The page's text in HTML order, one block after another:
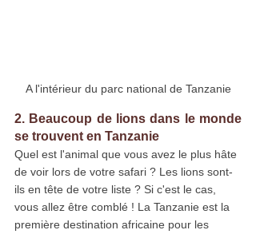
A l'intérieur du parc national de Tanzanie
2. Beaucoup de lions dans le monde
se trouvent en Tanzanie
Quel est l'animal que vous avez le plus hâte
de voir lors de votre safari ? Les lions sont-
ils en tête de votre liste ? Si c'est le cas,
vous allez être comblé ! La Tanzanie est la
première destination africaine pour les